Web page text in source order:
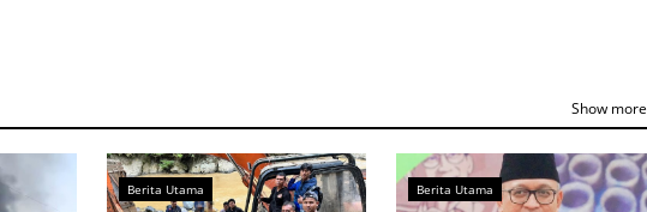
Show more
Berita Utama Berita Utama